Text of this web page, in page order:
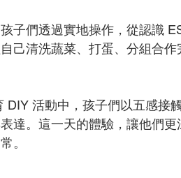
子們透過實地操作，從認識
己清洗蔬菜、打蛋、分組合
DIY 活動中，孩子們以五感接
達。這一天的體驗，讓他們
。